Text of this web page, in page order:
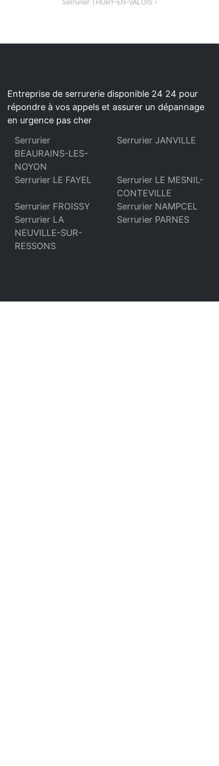
Serrurier THURY-EN-VALOIS
Entreprise de serrurerie disponible 24 24 pour
répondre à vos appels et assurer un dépannage
en urgence pas cher
Serrurier
BEAURAINS-LES-
NOYON
Serrurier JANVILLE
Serrurier LE FAYEL
Serrurier LE MESNIL-
CONTEVILLE
Serrurier FROISSY
Serrurier NAMPCEL
Serrurier LA
NEUVILLE-SUR-
RESSONS
Serrurier PARNES